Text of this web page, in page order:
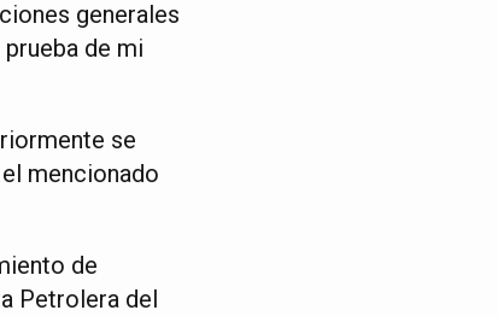
generales
de mi
se
mencionado
de
Petrolera del